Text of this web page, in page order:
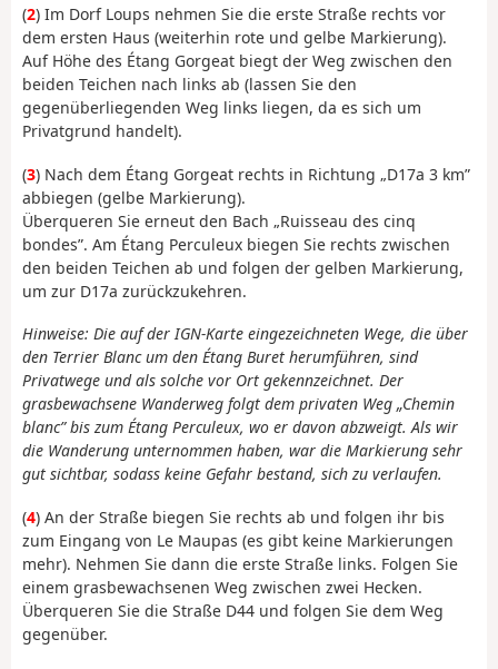
(2) Im Dorf Loups nehmen Sie die erste Straße rechts vor
dem ersten Haus (weiterhin rote und gelbe Markierung).
Auf Höhe des Étang Gorgeat biegt der Weg zwischen den
beiden Teichen nach links ab (lassen Sie den
gegenüberliegenden Weg links liegen, da es sich um
Privatgrund handelt).
(3) Nach dem Étang Gorgeat rechts in Richtung „D17a 3 km”
abbiegen (gelbe Markierung).
Überqueren Sie erneut den Bach „Ruisseau des cinq
bondes”. Am Étang Perculeux biegen Sie rechts zwischen
den beiden Teichen ab und folgen der gelben Markierung,
um zur D17a zurückzukehren.
Hinweise: Die auf der IGN-Karte eingezeichneten Wege, die über
den Terrier Blanc um den Étang Buret herumführen, sind
Privatwege und als solche vor Ort gekennzeichnet. Der
grasbewachsene Wanderweg folgt dem privaten Weg „Chemin
blanc” bis zum Étang Perculeux, wo er davon abzweigt. Als wir
die Wanderung unternommen haben, war die Markierung sehr
gut sichtbar, sodass keine Gefahr bestand, sich zu verlaufen.
(4) An der Straße biegen Sie rechts ab und folgen ihr bis
zum Eingang von Le Maupas (es gibt keine Markierungen
mehr). Nehmen Sie dann die erste Straße links. Folgen Sie
einem grasbewachsenen Weg zwischen zwei Hecken.
Überqueren Sie die Straße D44 und folgen Sie dem Weg
gegenüber.